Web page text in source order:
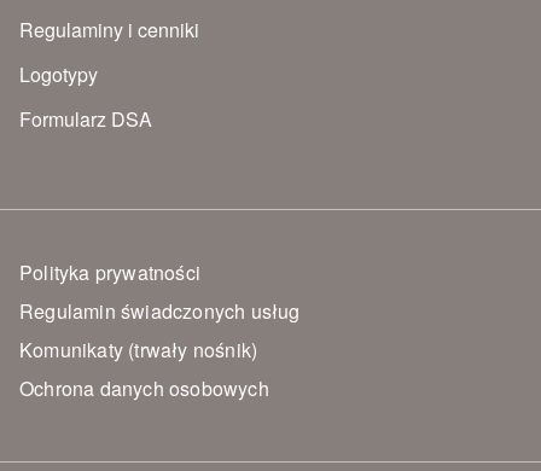
Regulaminy i cenniki
Logotypy
Formularz DSA
Polityka prywatności
Regulamin świadczonych usług
Komunikaty (trwały nośnik)
Ochrona danych osobowych